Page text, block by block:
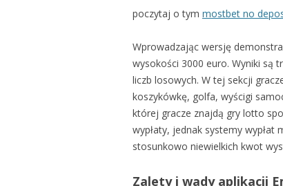
poczytaj o tym mostbet no
Wprowadzając wersję
wysokości 3000 euro. Wyniki są
liczb losowych. W tej sekcji
koszykówkę, golfa, wyścigi
której gracze znajdą gry lotto
wypłaty, jednak systemy wypłat
stosunkowo niewielkich kwot
Zalety i wady aplikacji